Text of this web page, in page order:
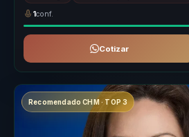
1conf.
Cotizar
Recomendado CHM · TOP 3